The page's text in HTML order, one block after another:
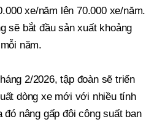
xe/năm lên 70.000 xe/năm.
sẽ bắt đầu sản xuất khoảng
năm.
2/2026, tập đoàn sẽ triển
dòng xe mới với nhiều tính
đó nâng gấp đôi công suất ban